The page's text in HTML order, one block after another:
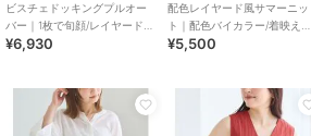
ビスチェドッキングプルオー
バー｜1枚で旬顔/レイヤード
風/着映えデザイン/異素材切替/
¥6,930
配色レイヤード風サマーニッ
ト｜配色バイカラー/着映えト
ップス/サラサラ快適/体型カバ
¥5,500